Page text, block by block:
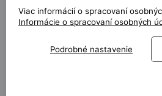
« späť
Start (dĺžka)
2/2026 (12m)
Viac informácií o spracovaní
Informácie o spracovaní osobných
Podrobné nastavenie